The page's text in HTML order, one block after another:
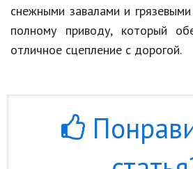
снежными завалами и
полному приводу, который
отличное сцепление с дорогой.